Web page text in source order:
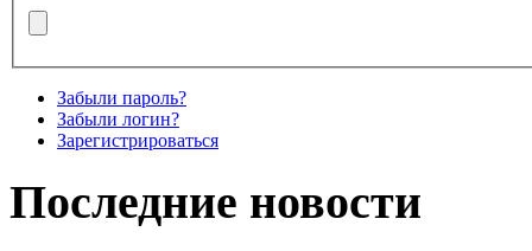
Забыли пароль?
Забыли логин?
Зарегистрироваться
Последние новости